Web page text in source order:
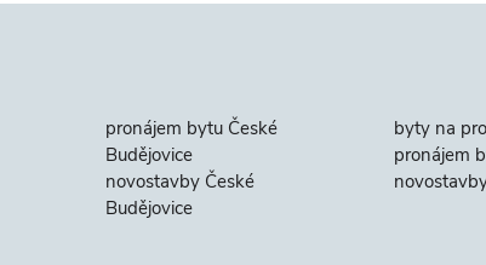
pronájem bytu České
Budějovice
novostavby České
Budějovice
byty na
pronájem